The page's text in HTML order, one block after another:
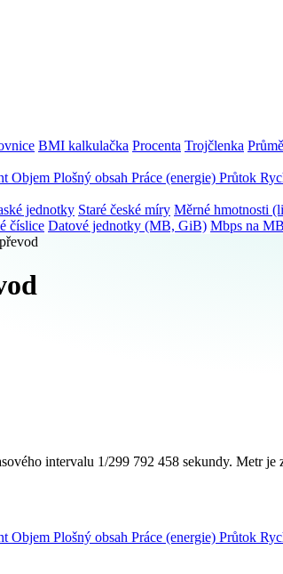
BMI kalkulačka Procenta Trojčlenka
Objem Plošný obsah Práce (energie) Průtok
jednotky Staré české míry Měrné hmotnosti
číslice Datové jednotky (MB, GiB) Mbps na
intervalu 1/299 792 458 sekundy. Metr
Objem Plošný obsah Práce (energie) Průtok